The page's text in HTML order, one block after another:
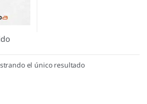
el único resultado